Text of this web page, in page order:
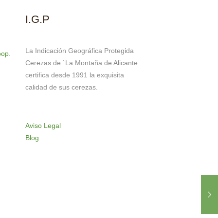
I.G.P
La Indicación Geográfica Protegida
Cerezas de `La Montaña de Alicante
certifica desde 1991 la exquisita
calidad de sus cerezas.
Aviso Legal
Blog